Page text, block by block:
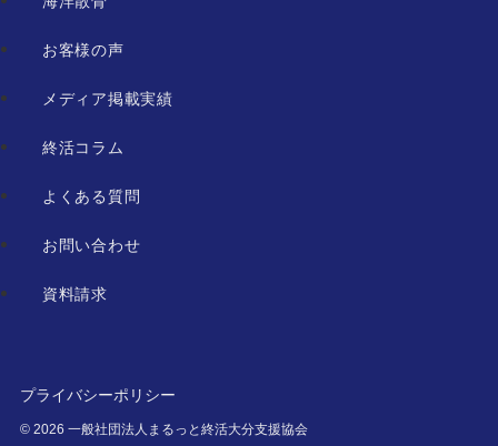
お客様の声
メディア掲載実績
終活コラム
よくある質問
お問い合わせ
資料請求
©2026 一般社団法人まるっと終活大分支援協会
プライバシーポリシー